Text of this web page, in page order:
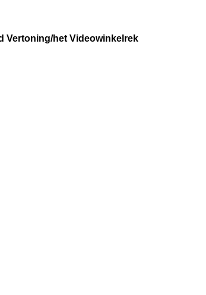
Vertoning/het Videowinkelrek